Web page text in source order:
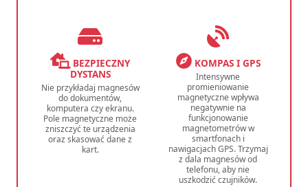
BEZPIECZNY
DYSTANS
Nie przykładaj magnesów
do dokumentów,
komputera czy ekranu.
Pole magnetyczne może
zniszczyć te urządzenia
oraz skasować dane z
kart.
KOMPAS I GPS
Intensywne
promieniowanie
magnetyczne wpływa
negatywnie na
funkcjonowanie
magnetometrów w
smartfonach i
nawigacjach GPS. Trzymaj
z dala magnesów od
telefonu, aby nie
uszkodzić czujników.